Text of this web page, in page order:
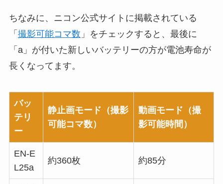
ちなみに、ニコン公式サイトに掲載されている
「 撮影可能コマ数 」をチェックすると、最後に
「a」が付いた新しいバッテリーの方が電池寿命が
長くなってます。
バッ
テリ
ー
静止画モード（撮影
可能コマ数）
動画モード（撮
影可能時間）
EN-E
L25a
約360枚 約85分